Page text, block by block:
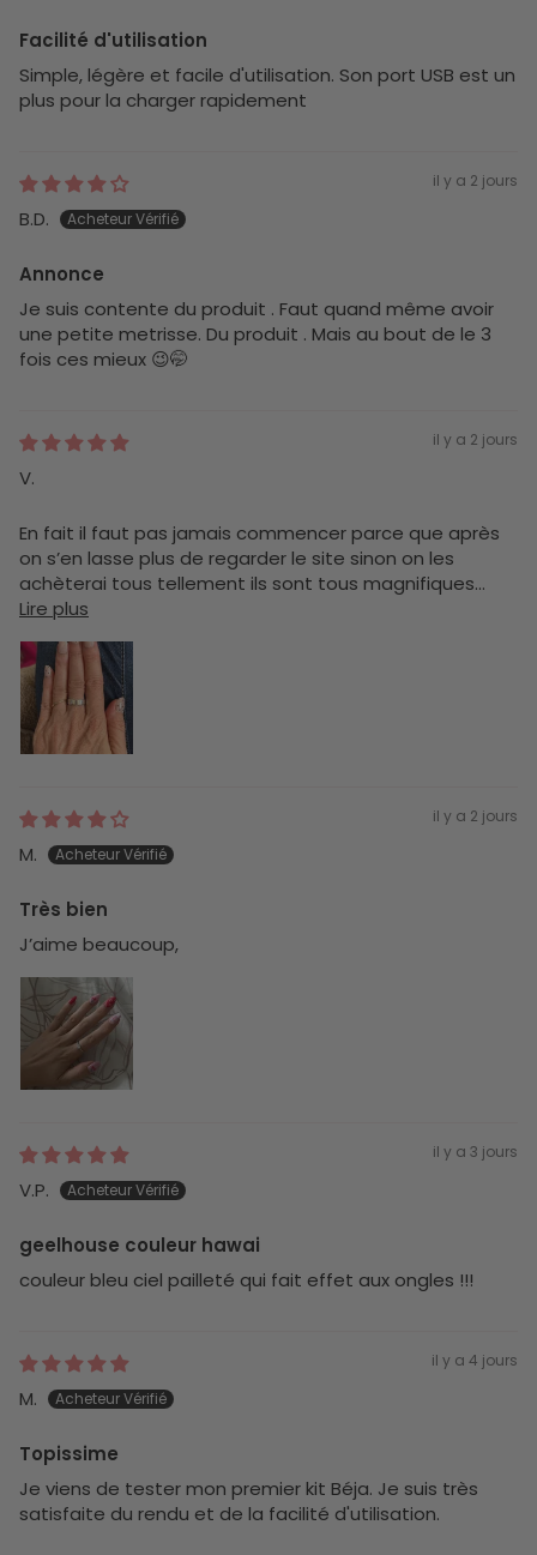
Facilité d'utilisation
Simple, légère et facile d'utilisation. Son port USB est un
plus pour la charger rapidement
il y a 2 jours
B.D.
Annonce
Je suis contente du produit . Faut quand même avoir
une petite metrisse. Du produit . Mais au bout de le 3
fois ces mieux 😉🤭
il y a 2 jours
V.
En fait il faut pas jamais commencer parce que après
on s’en lasse plus de regarder le site sinon on les
achèterai tous tellement ils sont tous magnifiques...
Lire plus
il y a 2 jours
M.
Très bien
J’aime beaucoup,
il y a 3 jours
V.P.
geelhouse couleur hawai
couleur bleu ciel pailleté qui fait effet aux ongles !!!
il y a 4 jours
M.
Topissime
Je viens de tester mon premier kit Béja. Je suis très
satisfaite du rendu et de la facilité d'utilisation.